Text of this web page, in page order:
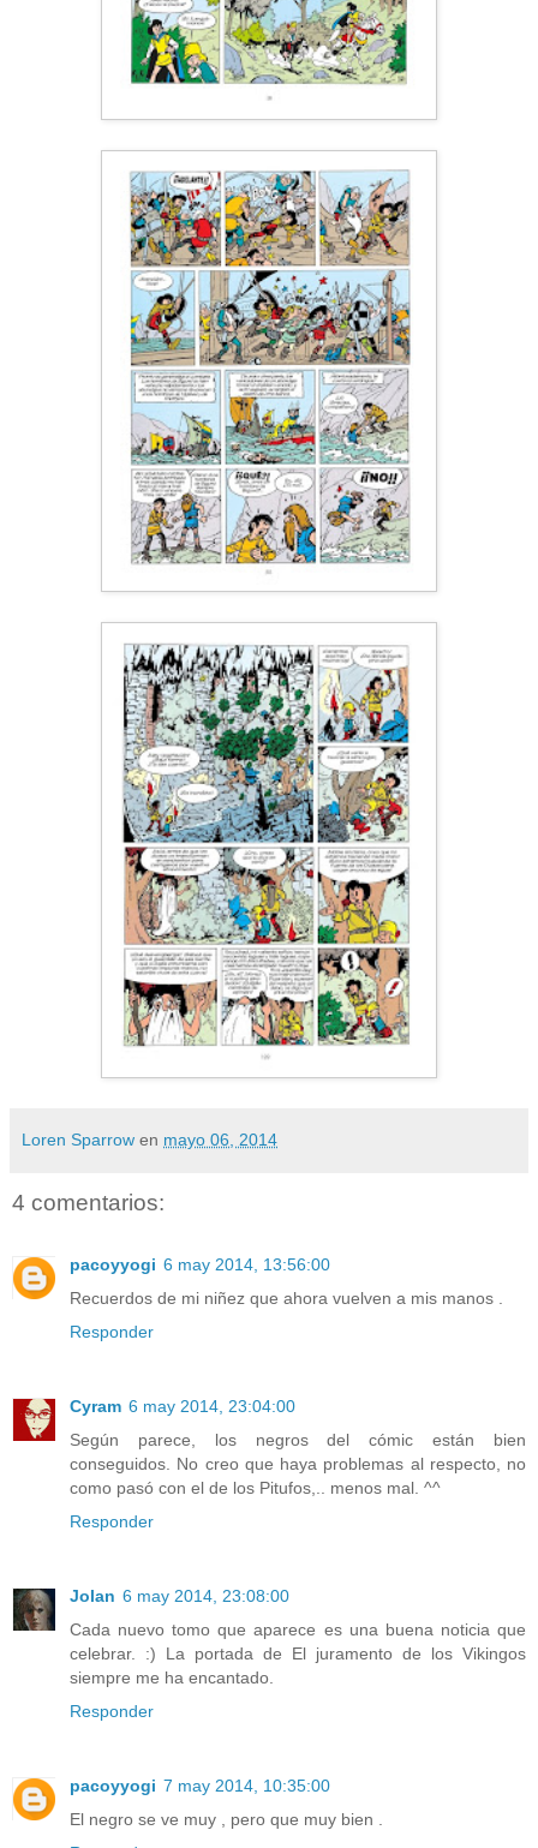
Loren Sparrow en mayo 06, 2014
4 comentarios:
pacoyyogi 6 may 2014, 13:56:00
Recuerdos de mi niñez que ahora vuelven a mis manos .
Responder
Cyram 6 may 2014, 23:04:00
Según parece, los negros del cómic están bien
conseguidos. No creo que haya problemas al respecto, no
como pasó con el de los Pitufos,.. menos mal. ^^
Responder
Jolan 6 may 2014, 23:08:00
Cada nuevo tomo que aparece es una buena noticia que
celebrar. :) La portada de El juramento de los Vikingos
siempre me ha encantado.
Responder
pacoyyogi 7 may 2014, 10:35:00
El negro se ve muy , pero que muy bien .